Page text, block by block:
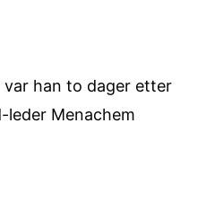
var han to dager etter
leder Menachem